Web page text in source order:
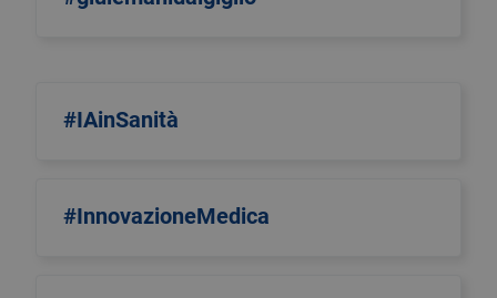
#IAinSanità
#InnovazioneMedica